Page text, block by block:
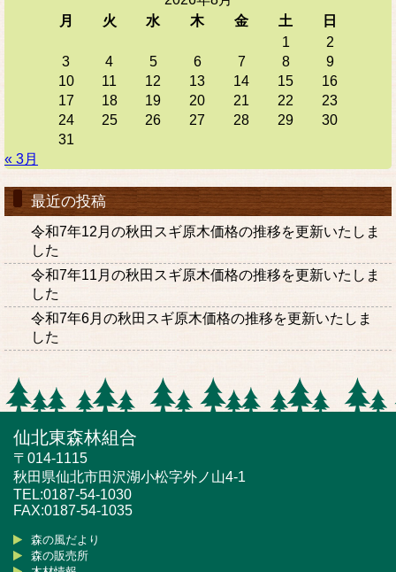
月
火 水 木 金 土
日
1
2
3
4 5 6 7 8
9
10
11 12 13 14 15
16
17
18 19 20 21 22
23
24
25 26 27 28 29
30
31
« 3月
最近の投稿
令和7年12月の秋田スギ原木価格の推移を更新いたしま
した
令和7年11月の秋田スギ原木価格の推移を更新いたしま
した
令和7年6月の秋田スギ原木価格の推移を更新いたしま
した
仙北東森林組合
〒014-1115
秋田県仙北市田沢湖小松字外ノ山4-1
TEL:0187-54-1030
FAX:0187-54-1035
森の風だより
森の販売所